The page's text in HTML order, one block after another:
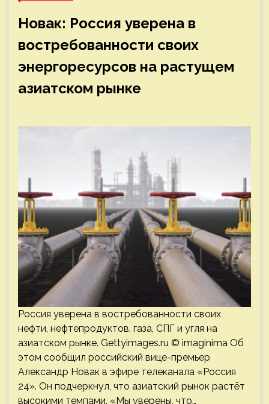
Новак: Россия уверена в
востребованности своих
энергоресурсов на растущем
азиатском рынке
Россия уверена в востребованности своих
нефти, нефтепродуктов, газа, СПГ и угля на
азиатском рынке. Gettyimages.ru © imaginima Об
этом сообщил российский вице-премьер
Александр Новак в эфире телеканала «Россия
24». Он подчеркнул, что азиатский рынок растёт
высокими темпами. «Мы уверены, что…